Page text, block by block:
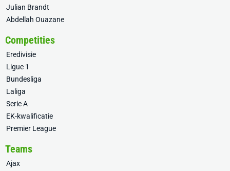
Julian Brandt
Abdellah Ouazane
Competities
Eredivisie
Ligue 1
Bundesliga
Laliga
Serie A
EK-kwalificatie
Premier League
Teams
Ajax